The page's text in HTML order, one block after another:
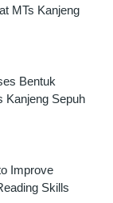
MTs Kanjeng
Bentuk
Kanjeng Sepuh
Improve
Skills